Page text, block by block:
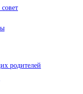
родителей